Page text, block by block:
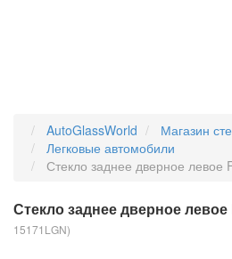
AutoGlassWorld
Магазин
Легковые автомобили
Стекло заднее дверное левое
Стекло заднее дверное левое
15171LGN)